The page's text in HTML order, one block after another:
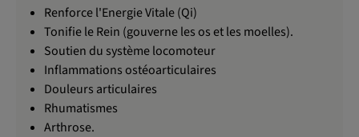
Renforce l'Energie Vitale (Qi)
Tonifie le Rein (gouverne les os et les moelles).
Soutien du système locomoteur
Inflammations ostéoarticulaires
Douleurs articulaires
Rhumatismes
Arthrose.